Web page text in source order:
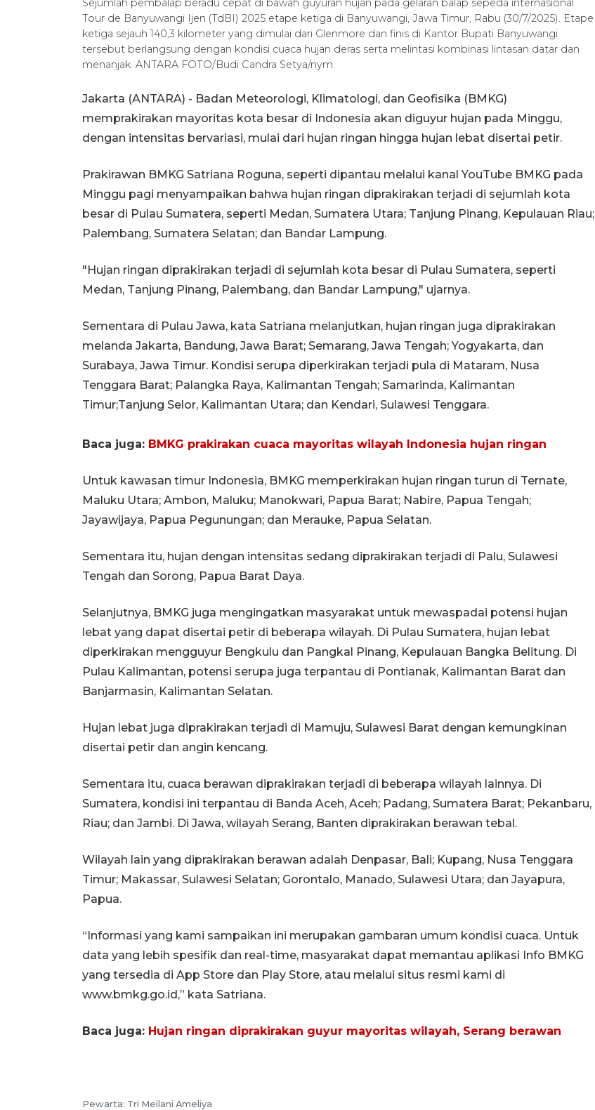
Sejumlah pembalap beradu cepat di bawah guyuran hujan pada gelaran balap sepeda internasional
Tour de Banyuwangi Ijen (TdBI) 2025 etape ketiga di Banyuwangi, Jawa Timur, Rabu (30/7/2025). Etape
ketiga sejauh 140,3 kilometer yang dimulai dari Glenmore dan finis di Kantor Bupati Banyuwangi
tersebut berlangsung dengan kondisi cuaca hujan deras serta melintasi kombinasi lintasan datar dan
menanjak. ANTARA FOTO/Budi Candra Setya/nym.
Jakarta (ANTARA) - Badan Meteorologi, Klimatologi, dan Geofisika (BMKG)
memprakirakan mayoritas kota besar di Indonesia akan diguyur hujan pada Minggu,
dengan intensitas bervariasi, mulai dari hujan ringan hingga hujan lebat disertai petir.
Prakirawan BMKG Satriana Roguna, seperti dipantau melalui kanal YouTube BMKG pada
Minggu pagi menyampaikan bahwa hujan ringan diprakirakan terjadi di sejumlah kota
besar di Pulau Sumatera, seperti Medan, Sumatera Utara; Tanjung Pinang, Kepulauan Riau;
Palembang, Sumatera Selatan; dan Bandar Lampung.
"Hujan ringan diprakirakan terjadi di sejumlah kota besar di Pulau Sumatera, seperti
Medan, Tanjung Pinang, Palembang, dan Bandar Lampung," ujarnya.
Sementara di Pulau Jawa, kata Satriana melanjutkan, hujan ringan juga diprakirakan
melanda Jakarta, Bandung, Jawa Barat; Semarang, Jawa Tengah; Yogyakarta, dan
Surabaya, Jawa Timur. Kondisi serupa diperkirakan terjadi pula di Mataram, Nusa
Tenggara Barat; Palangka Raya, Kalimantan Tengah; Samarinda, Kalimantan
Timur;Tanjung Selor, Kalimantan Utara; dan Kendari, Sulawesi Tenggara.
Baca juga: BMKG prakirakan cuaca mayoritas wilayah Indonesia hujan ringan
Untuk kawasan timur Indonesia, BMKG memperkirakan hujan ringan turun di Ternate,
Maluku Utara; Ambon, Maluku; Manokwari, Papua Barat; Nabire, Papua Tengah;
Jayawijaya, Papua Pegunungan; dan Merauke, Papua Selatan.
Sementara itu, hujan dengan intensitas sedang diprakirakan terjadi di Palu, Sulawesi
Tengah dan Sorong, Papua Barat Daya.
Selanjutnya, BMKG juga mengingatkan masyarakat untuk mewaspadai potensi hujan
lebat yang dapat disertai petir di beberapa wilayah. Di Pulau Sumatera, hujan lebat
diperkirakan mengguyur Bengkulu dan Pangkal Pinang, Kepulauan Bangka Belitung. Di
Pulau Kalimantan, potensi serupa juga terpantau di Pontianak, Kalimantan Barat dan
Banjarmasin, Kalimantan Selatan.
Hujan lebat juga diprakirakan terjadi di Mamuju, Sulawesi Barat dengan kemungkinan
disertai petir dan angin kencang.
Sementara itu, cuaca berawan diprakirakan terjadi di beberapa wilayah lainnya. Di
Sumatera, kondisi ini terpantau di Banda Aceh, Aceh; Padang, Sumatera Barat; Pekanbaru,
Riau; dan Jambi. Di Jawa, wilayah Serang, Banten diprakirakan berawan tebal.
Wilayah lain yang diprakirakan berawan adalah Denpasar, Bali; Kupang, Nusa Tenggara
Timur; Makassar, Sulawesi Selatan; Gorontalo, Manado, Sulawesi Utara; dan Jayapura,
Papua.
“Informasi yang kami sampaikan ini merupakan gambaran umum kondisi cuaca. Untuk
data yang lebih spesifik dan real-time, masyarakat dapat memantau aplikasi Info BMKG
yang tersedia di App Store dan Play Store, atau melalui situs resmi kami di
www.bmkg.go.id,” kata Satriana.
Baca juga: Hujan ringan diprakirakan guyur mayoritas wilayah, Serang berawan
Pewarta: Tri Meilani Ameliya